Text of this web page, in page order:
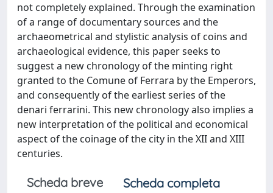
not completely explained. Through the examination
of a range of documentary sources and the
archaeometrical and stylistic analysis of coins and
archaeological evidence, this paper seeks to
suggest a new chronology of the minting right
granted to the Comune of Ferrara by the Emperors,
and consequently of the earliest series of the
denari ferrarini. This new chronology also implies a
new interpretation of the political and economical
aspect of the coinage of the city in the XII and XIII
centuries.
Scheda breve Scheda completa